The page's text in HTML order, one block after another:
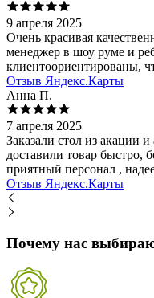
9 апреля 2025
Очень красивая
менеджер в шоу руме и
клиентоориентированы,
Отзыв Яндекс.Карты
Анна П.
7 апреля 2025
Заказали стол из акации
доставили товар быстро,
приятный персонал ,
Отзыв Яндекс.Карты
Почему нас